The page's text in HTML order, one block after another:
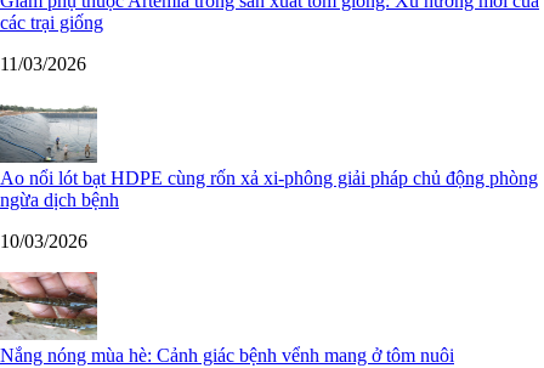
các trại giống
11/03/2026
Ao nổi lót bạt HDPE cùng rốn xả xi-phông giải pháp chủ động phòng
ngừa dịch bệnh
10/03/2026
Nắng nóng mùa hè: Cảnh giác bệnh vểnh mang ở tôm nuôi